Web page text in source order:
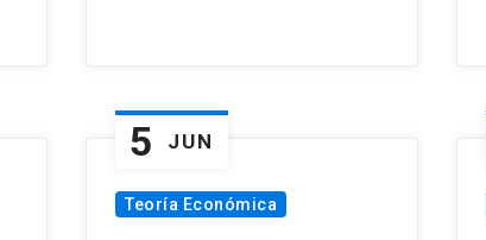
5 JUN
Teoría Económica